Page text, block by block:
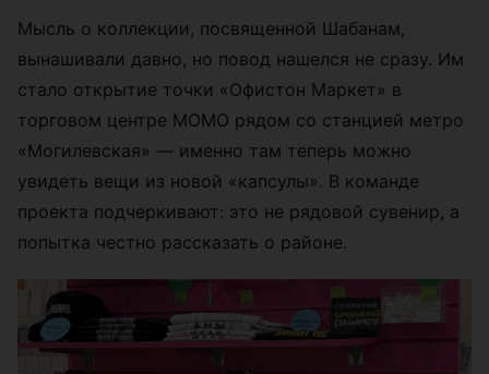
Мысль о коллекции, посвященной Шабанам,
вынашивали давно, но повод нашелся не сразу. Им
стало открытие точки «Офистон Маркет» в
торговом центре МОМО рядом со станцией метро
«Могилевская» — именно там теперь можно
увидеть вещи из новой «капсулы». В команде
проекта подчеркивают: это не рядовой сувенир, а
попытка честно рассказать о районе.